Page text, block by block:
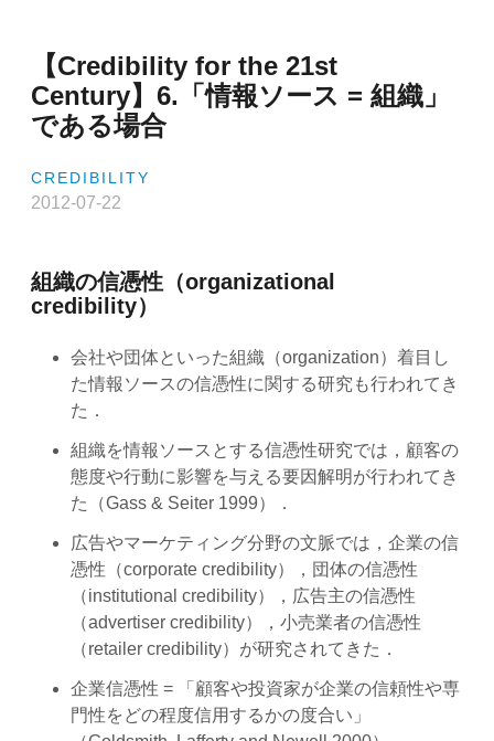
【Credibility for the 21st
Century】6.「情報ソース = 組織」
である場合
CREDIBILITY
2012-07-22
組織の信憑性（organizational
credibility）
会社や団体といった組織（organization）着目し
た情報ソースの信憑性に関する研究も行われてき
た．
組織を情報ソースとする信憑性研究では，顧客の
態度や行動に影響を与える要因解明が行われてき
た（Gass & Seiter 1999）．
広告やマーケティング分野の文脈では，企業の信
憑性（corporate credibility），団体の信憑性
（institutional credibility），広告主の信憑性
（advertiser credibility），小売業者の信憑性
（retailer credibility）が研究されてきた．
企業信憑性 = 「顧客や投資家が企業の信頼性や専
門性をどの程度信用するかの度合い」